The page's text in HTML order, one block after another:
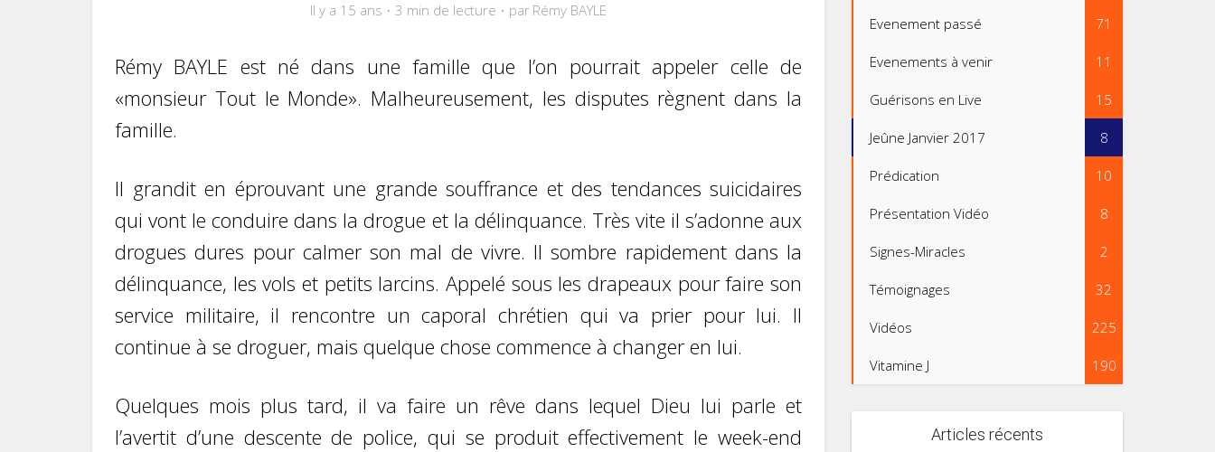
Il y a 15 ans 3 min de lecture par Rémy BAYLE
Rémy BAYLE est né dans une famille que l’on pourrait appeler celle de
«monsieur Tout le Monde». Malheureusement, les disputes règnent dans la
famille.
Il grandit en éprouvant une grande souffrance et des tendances suicidaires
qui vont le conduire dans la drogue et la délinquance. Très vite il s’adonne aux
drogues dures pour calmer son mal de vivre. Il sombre rapidement dans la
délinquance, les vols et petits larcins. Appelé sous les drapeaux pour faire son
service militaire, il rencontre un caporal chrétien qui va prier pour lui. Il
continue à se droguer, mais quelque chose commence à changer en lui.
Quelques mois plus tard, il va faire un rêve dans lequel Dieu lui parle et
l’avertit d’une descente de police, qui se produit effectivement le week-end
Evenement passé 71
Evenements à venir 11
Guérisons en Live 15
Jeûne Janvier 2017 8
Prédication 10
Présentation Vidéo 8
Signes-Miracles 2
Témoignages 32
Vidéos 225
Vitamine J 190
Articles récents